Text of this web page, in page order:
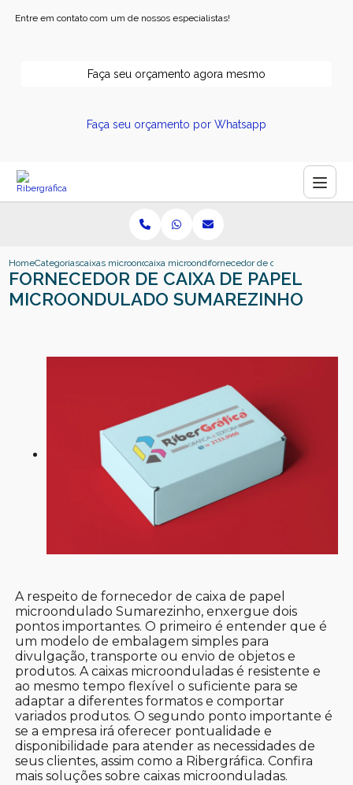
Entre em contato com um de nossos especialistas!
Faça seu orçamento agora mesmo
Faça seu orçamento por Whatsapp
HomeCategoriascaixas microonduladascaixa microonduladafornecedor de caixa de papel
FORNECEDOR DE CAIXA DE PAPEL
MICROONDULADO SUMAREZINHO
A respeito de fornecedor de caixa de papel
microondulado Sumarezinho, enxergue dois
pontos importantes. O primeiro é entender que é
um modelo de embalagem simples para
divulgação, transporte ou envio de objetos e
produtos. A caixas microonduladas é resistente e
ao mesmo tempo flexível o suficiente para se
adaptar a diferentes formatos e comportar
variados produtos. O segundo ponto importante é
se a empresa irá oferecer pontualidade e
disponibilidade para atender as necessidades de
seus clientes, assim como a Ribergráfica. Confira
mais soluções sobre caixas microonduladas.